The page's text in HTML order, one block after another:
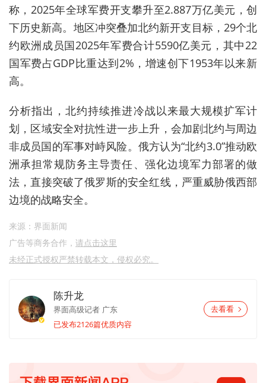
称，2025年全球军费开支攀升至2.887万亿美元，创
下历史新高。地区冲突叠加北约新开支目标，29个北
约欧洲成员国2025年军费合计5590亿美元，其中22
国军费占GDP比重达到2%，增速创下1953年以来新
高。
分析指出，北约持续推进冷战以来最大规模扩军计
划，区域安全对抗性进一步上升，会加剧北约与周边
非成员国的军事对峙风险。俄方认为“北约3.0”推动欧
洲承担常规防务主导责任、强化边境军力部署的做
法，直接突破了俄罗斯的安全红线，严重威胁俄西部
边境的战略安全。
来源：界面新闻
广告等商务合作， 请点击这里
未经正式授权严禁转载本文，侵权必究。
陈升龙
界面高级记者 广东
已发布2126篇优质内容
去看看